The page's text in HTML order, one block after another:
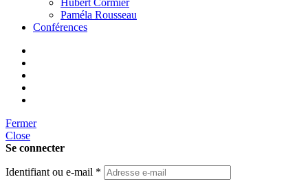
Hubert Cormier
Paméla Rousseau
Conférences
Fermer
Close
Se connecter
Identifiant ou e-mail *